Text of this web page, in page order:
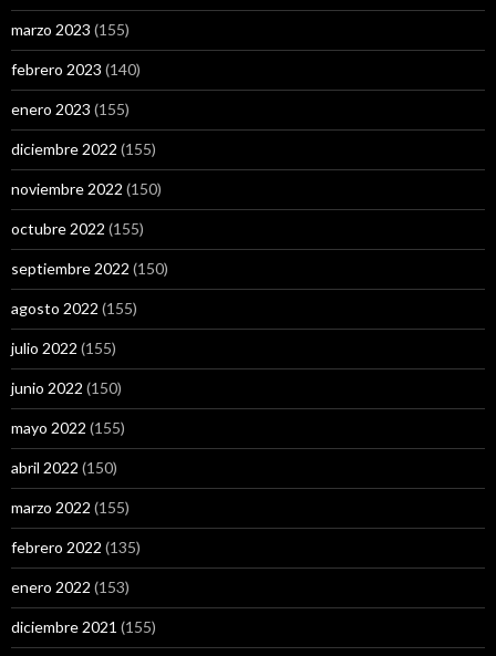
marzo 2023 (155)
febrero 2023 (140)
enero 2023 (155)
diciembre 2022 (155)
noviembre 2022 (150)
octubre 2022 (155)
septiembre 2022 (150)
agosto 2022 (155)
julio 2022 (155)
junio 2022 (150)
mayo 2022 (155)
abril 2022 (150)
marzo 2022 (155)
febrero 2022 (135)
enero 2022 (153)
diciembre 2021 (155)